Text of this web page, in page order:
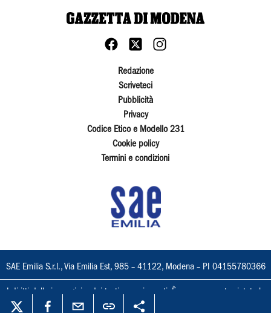
Redazione
Scriveteci
Pubblicità
Privacy
Codice Etico e Modello 231
Cookie policy
Termini e condizioni
SAE Emilia S.r.l., Via Emilia Est, 985 – 41122, Modena – PI 04155780366
I diritti delle immagini e dei testi sono riservati. È espressamente vietata la
loro riproduzione con qualsiasi mezzo e l'adattamento totale o parziale.